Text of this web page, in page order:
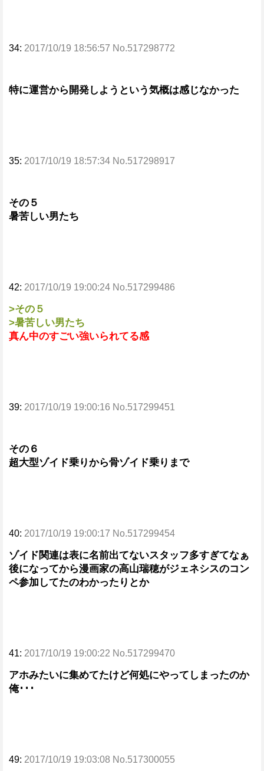
34: 2017/10/19 18:56:57 No.517298772
特に運営から開発しようという気概は感じなかった
35: 2017/10/19 18:57:34 No.517298917
その５
暑苦しい男たち
42: 2017/10/19 19:00:24 No.517299486
>その５
>暑苦しい男たち
真ん中のすごい強いられてる感
39: 2017/10/19 19:00:16 No.517299451
その６
超大型ゾイド乗りから骨ゾイド乗りまで
40: 2017/10/19 19:00:17 No.517299454
ゾイド関連は表に名前出てないスタッフ多すぎてなぁ
後になってから漫画家の高山瑞穂がジェネシスのコン
ペ参加してたのわかったりとか
41: 2017/10/19 19:00:22 No.517299470
アホみたいに集めてたけど何処にやってしまったのか
俺･･･
49: 2017/10/19 19:03:08 No.517300055